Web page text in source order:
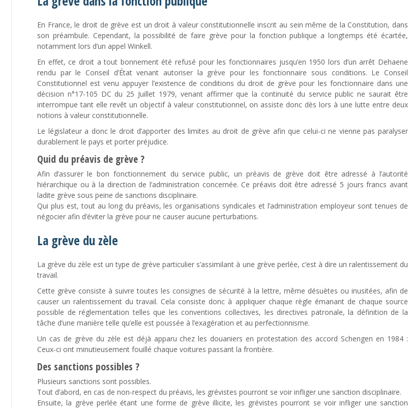
En France, le droit de grève est un droit à valeur constitutionnelle inscrit au sein même de la Constitution, dans
son préambule. Cependant, la possibilité de faire grève pour la fonction publique a longtemps été écartée,
notamment lors d’un appel Winkell.
En effet, ce droit a tout bonnement été refusé pour les fonctionnaires jusqu’en 1950 lors d’un arrêt Dehaene
rendu par le Conseil d’État venant autoriser la grève pour les fonctionnaire sous conditions. Le Conseil
Constitutionnel est venu appuyer l’existence de conditions du droit de grève pour les fonctionnaire dans une
décision n°17-105 DC du 25 Juillet 1979, venant affirmer que la continuité du service public ne saurait être
interrompue tant elle revêt un objectif à valeur constitutionnel, on assiste donc dès lors à une lutte entre deux
notions à valeur constitutionnelle.
Le législateur a donc le droit d’apporter des limites au droit de grève afin que celui-ci ne vienne pas paralyser
durablement le pays et porter préjudice.
Quid du préavis de grève ?
Afin d’assurer le bon fonctionnement du service public, un préavis de grève doit être adressé à l’autorité
hiérarchique ou à la direction de l’administration concernée. Ce préavis doit être adressé 5 jours francs avant
ladite grève sous peine de sanctions disciplinaire.
Qui plus est, tout au long du préavis, les organisations syndicales et l’administration employeur sont tenues de
négocier afin d’éviter la grève pour ne causer aucune perturbations.
La grève du zèle
La grève du zèle est un type de grève particulier s’assimilant à une grève perlée, c’est à dire un ralentissement du
travail.
Cette grève consiste à suivre toutes les consignes de sécurité à la lettre, même désuètes ou inusitées, afin de
causer un ralentissement du travail. Cela consiste donc à appliquer chaque règle émanant de chaque source
possible de réglementation telles que les conventions collectives, les directives patronale, la définition de la
tâche d’une manière telle qu’elle est poussée à l’exagération et au perfectionnisme.
Un cas de grève du zèle est déjà apparu chez les douaniers en protestation des accord Schengen en 1984 :
Ceux-ci ont minutieusement fouillé chaque voitures passant la frontière.
Des sanctions possibles ?
Plusieurs sanctions sont possibles.
Tout d’abord, en cas de non-respect du préavis, les grévistes pourront se voir infliger une sanction disciplinaire.
Ensuite, la grève perlée étant une forme de grève illicite, les grévistes pourront se voir infliger une sanction